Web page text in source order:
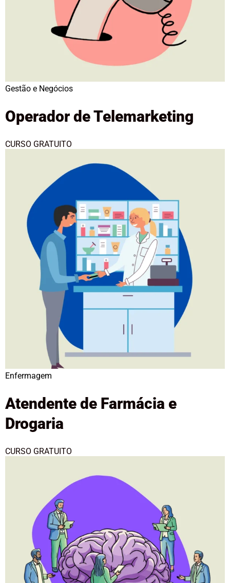
Gestão e Negócios
Operador de Telemarketing
CURSO GRATUITO
Enfermagem
Atendente de Farmácia e
Drogaria
CURSO GRATUITO